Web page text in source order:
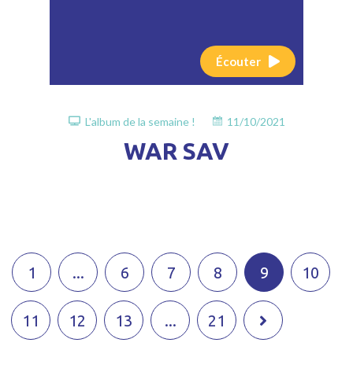
Écouter
L'album de la semaine ! 11/10/2021
WAR SAV
1 ... 6 7 8 9 10
11 12 13 ... 21